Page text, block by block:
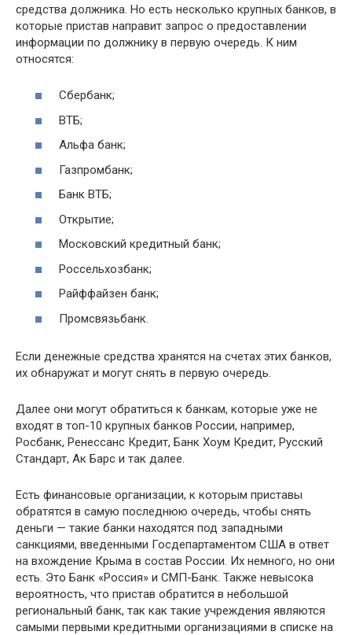
средства должника. Но есть несколько крупных банков, в
которые пристав направит запрос о предоставлении
информации по должнику в первую очередь. К ним
относятся:
Сбербанк;
ВТБ;
Альфа банк;
Газпромбанк;
Банк ВТБ;
Открытие;
Московский кредитный банк;
Россельхозбанк;
Райффайзен банк;
Промсвязьбанк.
Если денежные средства хранятся на счетах этих банков,
их обнаружат и могут снять в первую очередь.
Далее они могут обратиться к банкам, которые уже не
входят в топ-10 крупных банков России, например,
Росбанк, Ренессанс Кредит, Банк Хоум Кредит, Русский
Стандарт, Ак Барс и так далее.
Есть финансовые организации, к которым приставы
обратятся в самую последнюю очередь, чтобы снять
деньги — такие банки находятся под западными
санкциями, введенными Госдепартаментом США в ответ
на вхождение Крыма в состав России. Их немного, но они
есть. Это Банк «Россия» и СМП-Банк. Также невысока
вероятность, что пристав обратится в небольшой
региональный банк, так как такие учреждения являются
самыми первыми кредитными организациями в списке на